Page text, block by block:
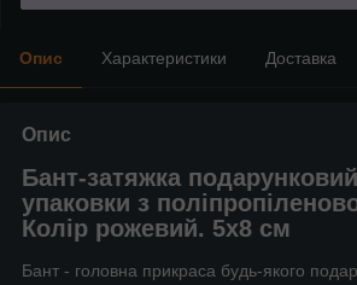
Опис Характеристики Доставка
Опис
Бант-затяжка
упаковки з
Колір рожевий. 5х8 см
Бант - головна прикраса будь-якого